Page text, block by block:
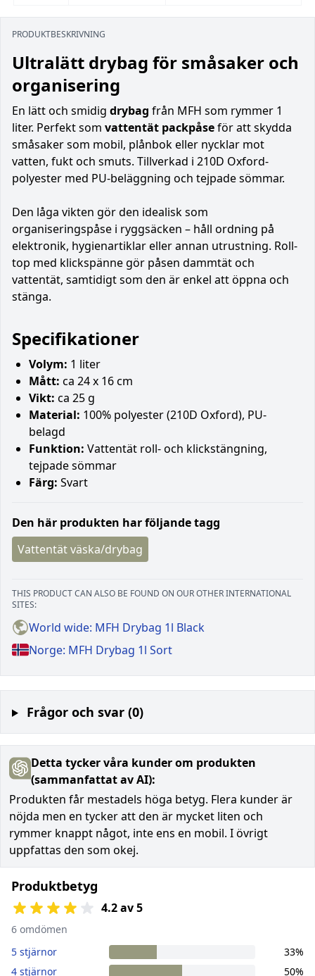
PRODUKTBESKRIVNING
Ultralätt drybag för småsaker och
organisering
En lätt och smidig drybag från MFH som rymmer 1
liter. Perfekt som vattentät packpåseför att skydda
småsaker som mobil, plånbok eller nycklar mot
vatten, fukt och smuts. Tillverkad i 210D Oxford-
polyester med PU-beläggning och tejpade sömmar.
Den låga vikten gör den idealisk som
organiseringspåse i ryggsäcken – håll ordning på
elektronik, hygienartiklar eller annan utrustning. Roll-
top med klickspänne gör påsen dammtät och
vattentät, samtidigt som den är enkel att öppna och
stänga.
Specifikationer
Volym: 1 liter
Mått: ca 24 x 16 cm
Vikt: ca 25 g
Material: 100% polyester (210D Oxford), PU-
belagd
Funktion: Vattentät roll- och klickstängning,
tejpade sömmar
Färg: Svart
Den här produkten har följande tagg
Vattentät väska/drybag
THIS PRODUCT CAN ALSO BE FOUND ON OUR OTHER INTERNATIONAL
SITES:
World wide: MFH Drybag 1l Black
Norge: MFH Drybag 1l Sort
Frågor och svar (0)
Detta tycker våra kunder om produkten
(sammanfattat av AI):
Produkten får mestadels höga betyg. Flera kunder är
nöjda men en tycker att den är mycket liten och
rymmer knappt något, inte ens en mobil. I övrigt
uppfattas den som okej.
Produktbetyg
4.2 av 5
6 omdömen
5 stjärnor
33%
4 stjärnor
50%